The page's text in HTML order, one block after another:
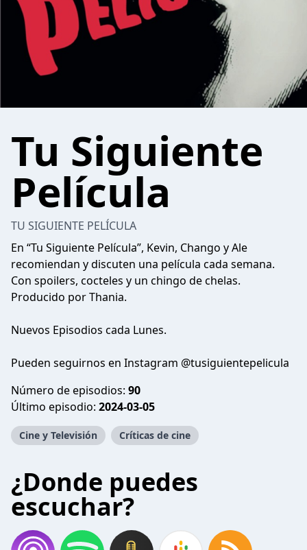
Tu Siguiente
Película
TU SIGUIENTE PELÍCULA
En “Tu Siguiente Película”, Kevin, Chango y Ale
recomiendan y discuten una película cada semana.
Con spoilers, cocteles y un chingo de chelas.
Producido por Thania.
Nuevos Episodios cada Lunes.
Pueden seguirnos en Instagram @tusiguientepelicula
Número de episodios: 90
Último episodio: 2024-03-05
Cine y Televisión Críticas de cine
¿Donde puedes
escuchar?